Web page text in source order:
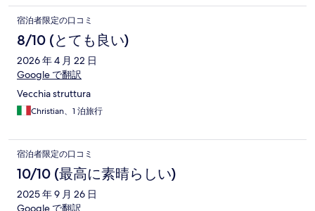
宿泊者限定の口コミ
8/10 (とても良い)
2026 年 4 月 22 日
Google で翻訳
Vecchia struttura
Christian、1 泊旅行
宿泊者限定の口コミ
10/10 (最高に素晴らしい)
2025 年 9 月 26 日
Google で翻訳